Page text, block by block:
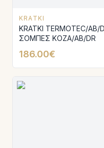
KRATKI
KRATKI TERMOTEC/
ΣΟΜΠΕΣ KOZA/AB/DR
186.00€